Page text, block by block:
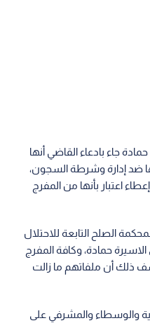
جاء بادعاء القاضي أنها
ضد إدارة وشرطة السجون،
اعتبار بأنها من المفرج
الصلح التابعة للاحتلال
حمادة، وكافة المفرج
ذلك أن ملفاتهم ما زالت
والوسطاء والمشرفي على